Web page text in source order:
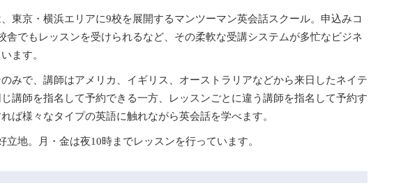
東京・横浜エリアに9校を展開するマンツーマン英会話スクール。申込みコ
舎でもレッスンを受けられるなど、その柔軟な受講システムが多忙なビジネ
ます。
みで、講師はアメリカ、イギリス、オーストラリアなどから来日したネイテ
講師を指名して予約できる一方、レッスンごとに違う講師を指名して予約す
ば様々なタイプの英語に触れながら英会話を学べます。
地。月・金は夜10時までレッスンを行っています。